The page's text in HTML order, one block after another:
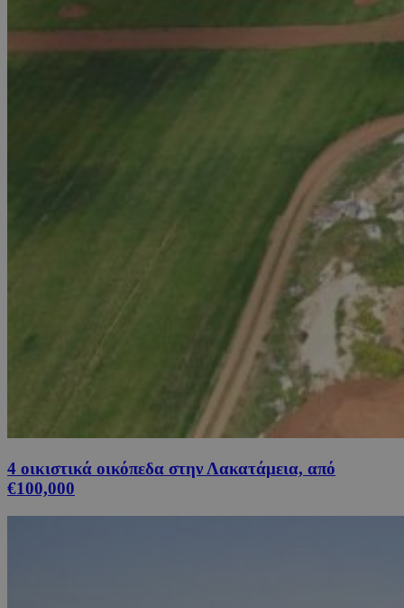
4 οικιστικά οικόπεδα στην Λακατάμεια, από
€100,000